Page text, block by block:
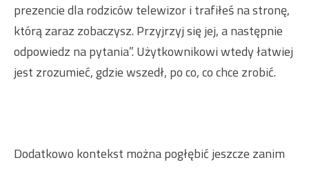
prezencie dla rodziców telewizor i trafiłeś na stronę,
którą zaraz zobaczysz. Przyjrzyj się jej, a następnie
odpowiedz na pytania”. Użytkownikowi wtedy łatwiej
jest zrozumieć, gdzie wszedł, po co, co chce zrobić.
Dodatkowo kontekst można pogłębić jeszcze zanim